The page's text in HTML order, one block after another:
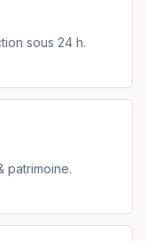
sous 24 h.
patrimoine.